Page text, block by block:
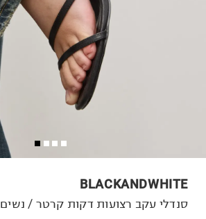
BLACKANDWHITE
סנדלי עקב רצועות דקות קרטר / נשים